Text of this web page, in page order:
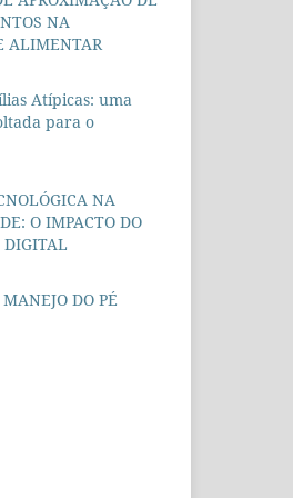
NA
ALIMENTAR
Atípicas: uma
para o
NA
O IMPACTO DO
DO PÉ